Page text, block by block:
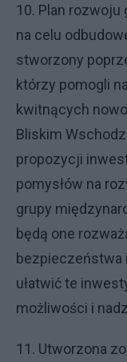
10. Plan rozwoju
na celu
stworzony
którzy pomogli
kwitnących
Bliskim
propozycji
pomysłów na
grupy
będą one
bezpieczeństwa
ułatwić te
możliwości i
11. Utworzona